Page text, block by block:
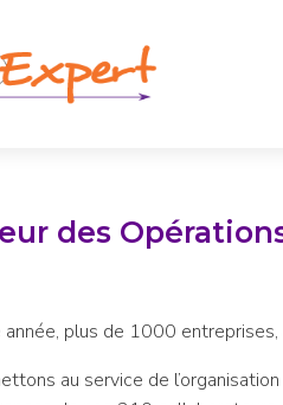
des
année, plus de 1000
au service de